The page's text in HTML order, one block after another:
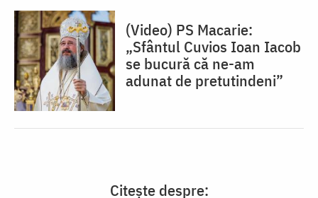
(Video) PS Macarie:
„Sfântul Cuvios Ioan Iacob
se bucură că ne-am
adunat de pretutindeni”
Citește despre: